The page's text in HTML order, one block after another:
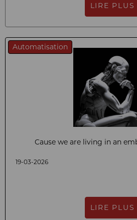
LIRE PLUS
Automatisation
Cause we are living in an
19-03-2026
LIRE PLUS